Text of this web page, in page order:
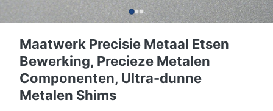
Maatwerk Precisie Metaal Etsen
Bewerking, Precieze Metalen
Componenten, Ultra-dunne
Metalen Shims